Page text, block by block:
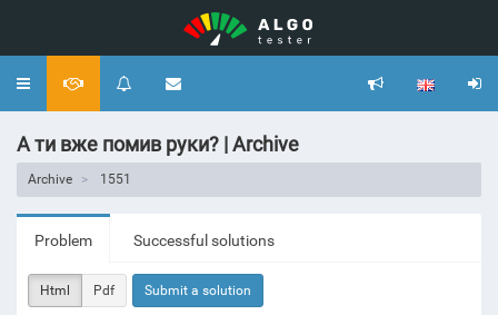
Toggle
А ти вже помив руки? | Archive
Archive 1551
Problem Successful solutions
Html Pdf Submit a solution